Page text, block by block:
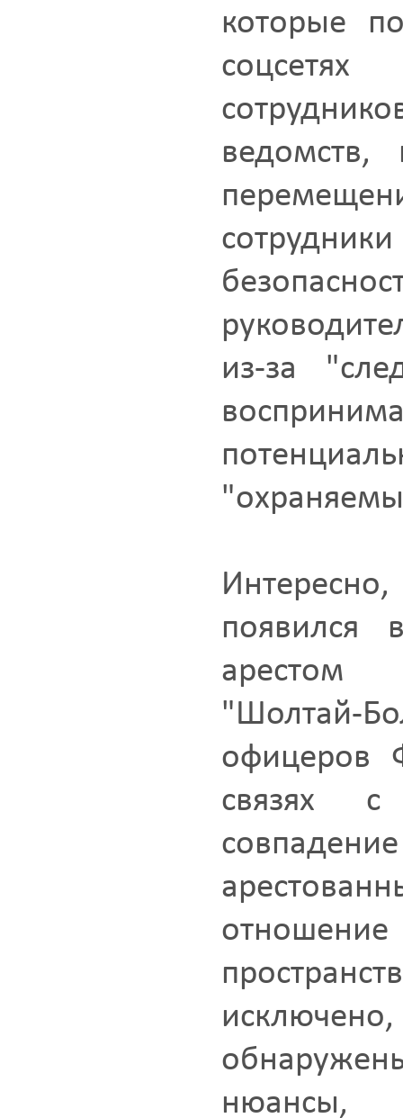
которые
из-за
появился
арестом
"Шолтай-
офицеров
связях